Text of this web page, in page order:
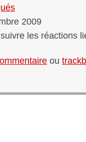
2009
les réactions
ou